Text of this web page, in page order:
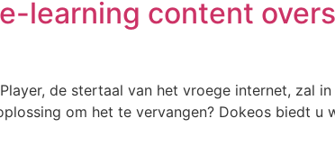
learning content
de stertaal van het vroege internet, zal
om het te vervangen? Dokeos biedt u